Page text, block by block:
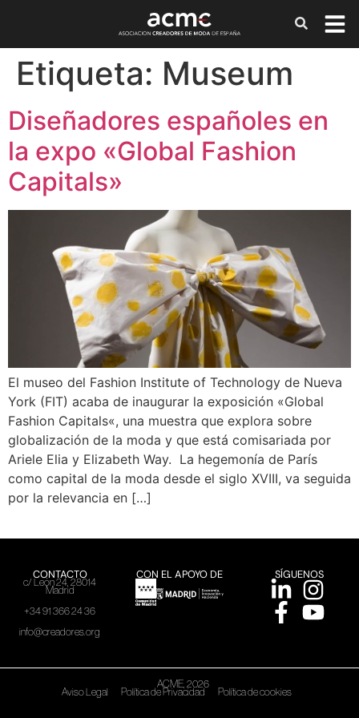
Etiqueta: Museum
Diseñadores españoles en
la expo «Global Fashion
Capitals»
El museo del Fashion Institute of Technology de Nueva
York (FIT) acaba de inaugurar la exposición «Global
Fashion Capitals«, una muestra que explora sobre
globalización de la moda y que está comisariada por
Ariele Elia y Elizabeth Way. La hegemonía de París
como capital de la moda desde el siglo XVIII, va seguida
por la relevancia en […]
CONTACTO
c/ León 24, 28014
Madrid
+34 91 366 24 36
info@creadores.org
CON EL APOYO DE SÍGUENOS
ACME, 2026
Aviso Legal Política de Privacidad Política de cookies